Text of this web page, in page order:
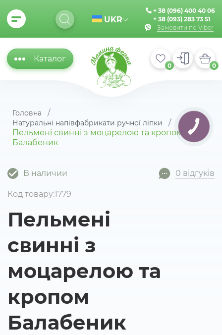
UKR
+ 38 (096) 400 40 06
+ 38 (093) 283 73 51
Замовити по Viber
Каталог
0 0
Головна
Натуральні напівфабрикати ручної ліпки
Пельмені свинні з моцарелою та кропом
Балабеник
Код товару:1779
Пельмені
свинні з
моцарелою та
кропом
Балабеник
В наличии 0 відгуків
КНОПКА
ЗВ'ЯЗКУ